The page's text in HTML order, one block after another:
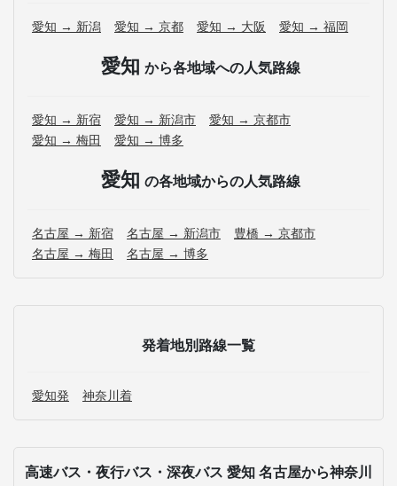
愛知 → 新潟 愛知 → 京都 愛知 → 大阪 愛知 → 福岡
愛知 から各地域への人気路線
愛知 → 新宿 愛知 → 新潟市
愛知 → 京都市
愛知 → 梅田
愛知 → 博多
愛知 の各地域からの人気路線
名古屋 → 新宿 名古屋 → 新潟市
豊橋 → 京都市
名古屋 → 梅田
名古屋 → 博多
発着地別路線一覧
愛知発 神奈川着
高速バス・夜行バス・深夜バス 愛知 名古屋から神奈川